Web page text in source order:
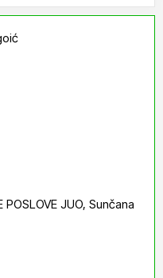
POSLOVE JUO, Sunčana